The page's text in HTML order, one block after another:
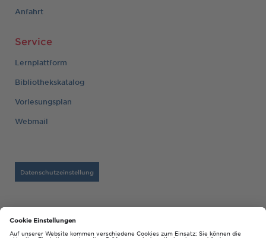
Anfahrt
Service
Lernplattform
Bibliothekskatalog
Vorlesungsplan
Webmail
Datenschutzeinstellung